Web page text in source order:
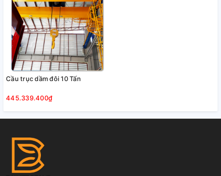
Cầu trục dầm đôi 10 Tấn
445.339.400₫